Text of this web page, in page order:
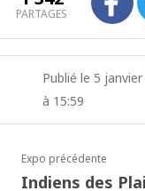
PARTAGES
Publié le 5
à 15:59
Expo précédente
Indiens des